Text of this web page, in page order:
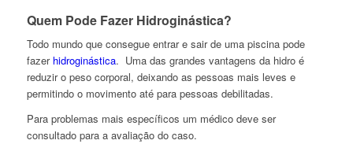
Quem Pode Fazer Hidroginástica?
Todo mundo que consegue entrar e sair de uma piscina pode
fazer hidroginástica. Uma das grandes vantagens da hidro é
reduzir o peso corporal, deixando as pessoas mais leves e
permitindo o movimento até para pessoas debilitadas.
Para problemas mais específicos um médico deve ser
consultado para a avaliação do caso.